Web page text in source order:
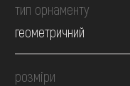
тип орнаменту
геометричний
розміри